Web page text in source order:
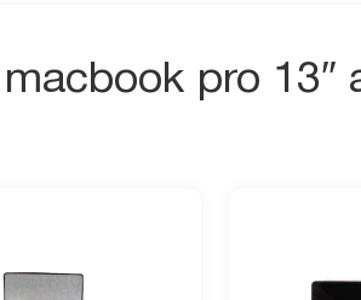
pro 13″